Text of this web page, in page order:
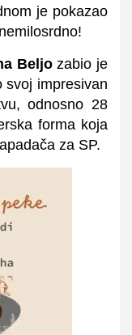
je pokazao
Beljozabio je
svoj impresivan
odnosno 28
forma koja
za SP.